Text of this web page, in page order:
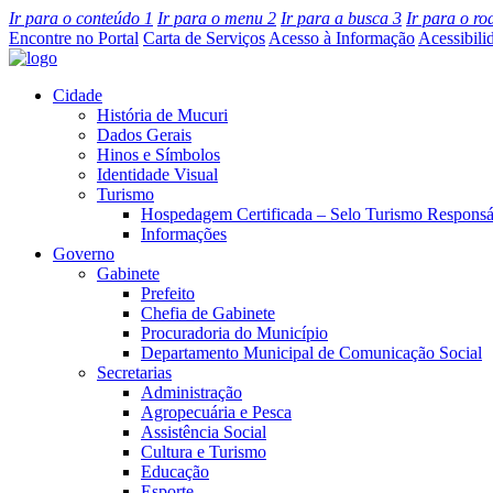
Ir para o conteúdo 1 Ir para o menu 2 Ir para a busca 3 Ir para o
Encontre no Portal Carta de Serviços Acesso à Informação
Cidade
História de Mucuri
Dados Gerais
Hinos e Símbolos
Identidade Visual
Turismo
Hospedagem Certificada – Selo Turismo
Informações
Governo
Gabinete
Prefeito
Chefia de Gabinete
Procuradoria do Município
Departamento Municipal de Comunicação Social
Secretarias
Administração
Agropecuária e Pesca
Assistência Social
Cultura e Turismo
Educação